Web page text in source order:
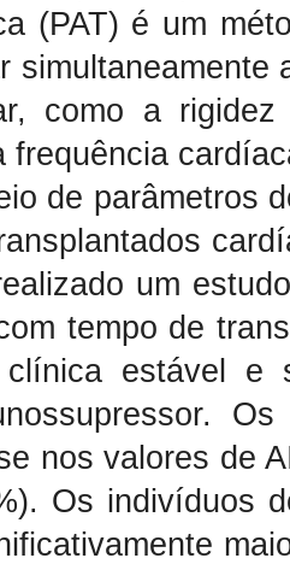
(PAT) é um
como a
frequência
de parâmetros
um
tempo de
clínica estável e
nos valores de
Os indivíduos